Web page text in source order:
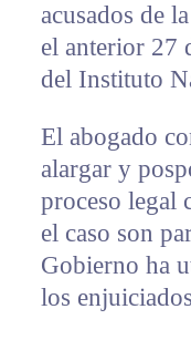
acusados de
el anterior 27
del Instituto
El abogado
alargar y
proceso legal
el caso son
Gobierno ha
los